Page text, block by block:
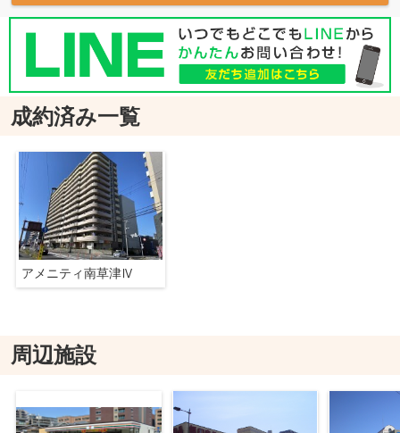
成約済み一覧
アメニティ南草津Ⅳ
周辺施設